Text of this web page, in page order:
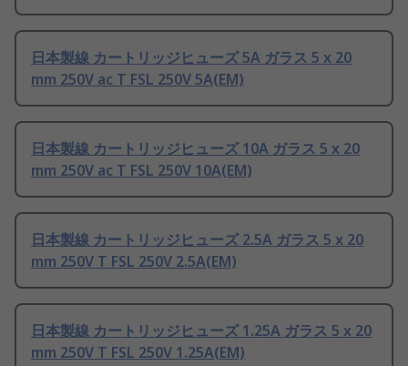
日本製線 カートリッジヒューズ 5A ガラス 5 x 20
mm 250V ac T FSL 250V 5A(EM)
日本製線 カートリッジヒューズ 10A ガラス 5 x 20
mm 250V ac T FSL 250V 10A(EM)
日本製線 カートリッジヒューズ 2.5A ガラス 5 x 20
mm 250V T FSL 250V 2.5A(EM)
日本製線 カートリッジヒューズ 1.25A ガラス 5 x 20
mm 250V T FSL 250V 1.25A(EM)